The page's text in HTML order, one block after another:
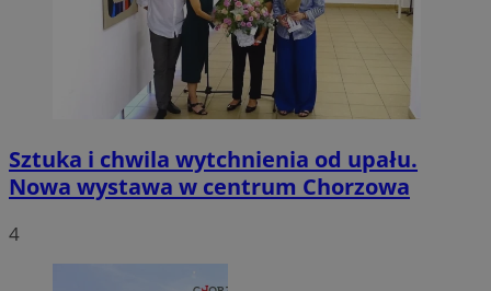
Sztuka i chwila wytchnienia od upału.
Nowa wystawa w centrum Chorzowa
4